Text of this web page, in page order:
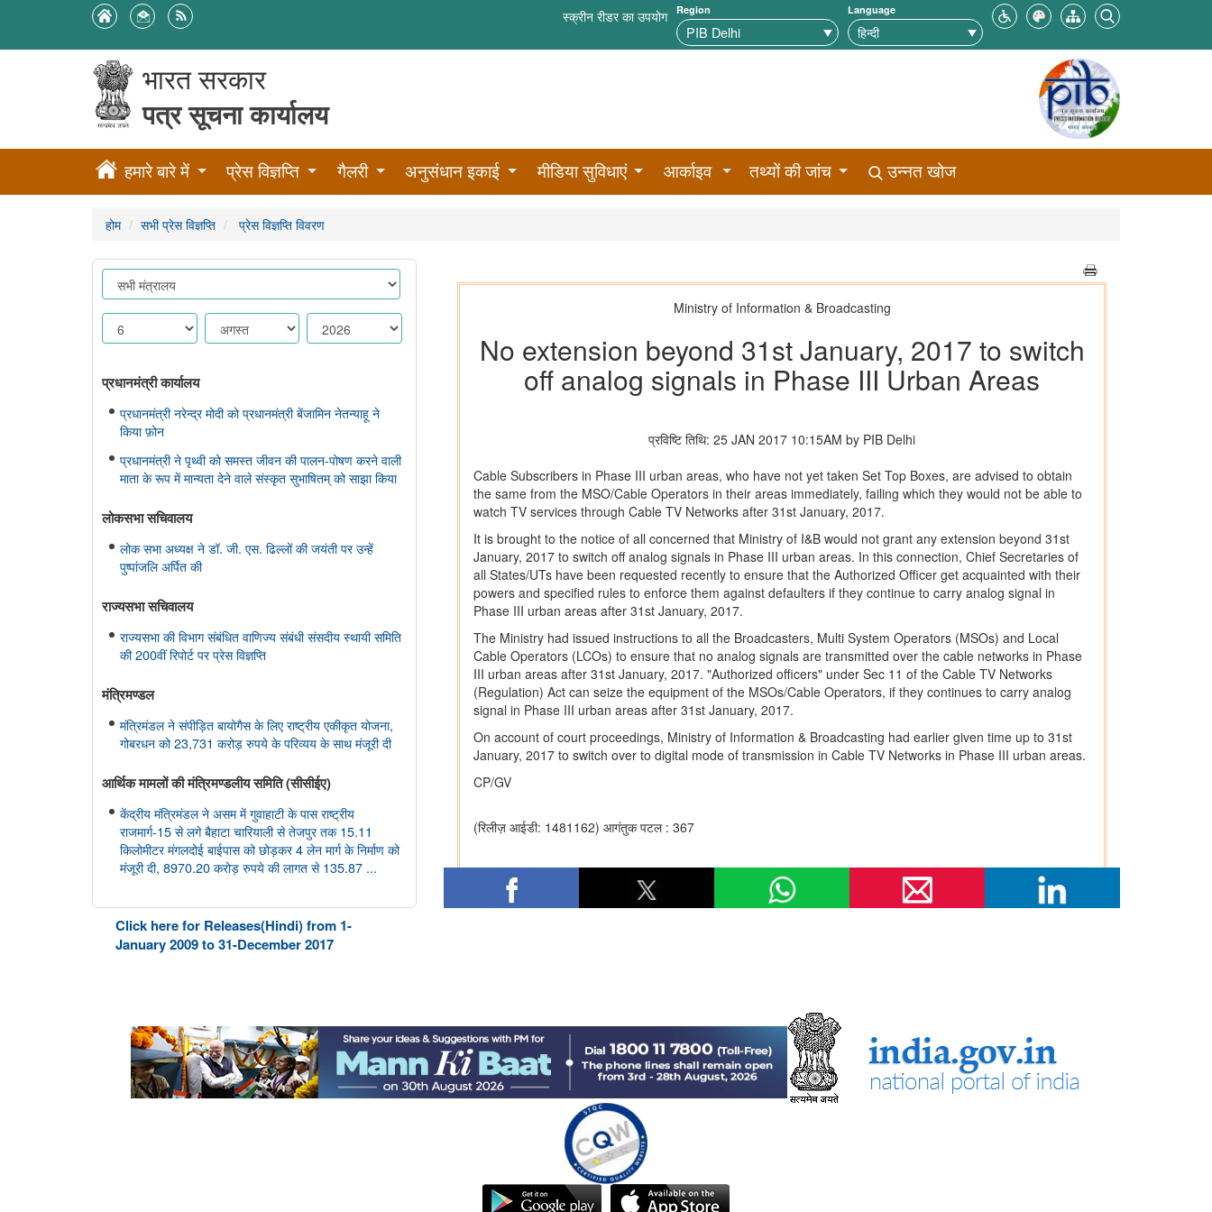
स्क्रीन रीडर का उपयोग Region Language
भारत सरकार
पत्र सूचना कार्यालय
हमारे बारे में प्रेस विज्ञप्ति गैलरी अनुसंधान इकाई मीडिया सुविधाएं आर्काइव तथ्यों की जांच उन्नत खोज
होम सभी प्रेस विज्ञप्ति प्रेस विज्ञप्ति विवरण
प्रधानमंत्री कार्यालय
प्रधानमंत्री नरेन्द्र मोदी को प्रधानमंत्री बेंजामिन नेतन्याहू ने
किया फ़ोन
प्रधानमंत्री ने पृथ्वी को समस्त जीवन की पालन-पोषण करने वाली
माता के रूप में मान्यता देने वाले संस्कृत सुभाषितम् को साझा किया
लोकसभा सचिवालय
लोक सभा अध्यक्ष ने डॉ. जी. एस. ढिल्लों की जयंती पर उन्हें
पुष्पांजलि अर्पित की
राज्यसभा सचिवालय
राज्यसभा की विभाग संबंधित वाणिज्य संबंधी संसदीय स्थायी समिति
की 200वीं रिपोर्ट पर प्रेस विज्ञप्ति
मंत्रिमण्‍डल
मंत्रिमंडल ने संपीड़ित बायोगैस के लिए राष्ट्रीय एकीकृत योजना,
गोबरधन को 23,731 करोड़ रुपये के परिव्यय के साथ मंजूरी दी
आर्थिक मामलों की मंत्रिमण्‍डलीय समिति (सीसीईए)
केंद्रीय मंत्रिमंडल ने असम में गुवाहाटी के पास राष्ट्रीय
राजमार्ग-15 से लगे बैहाटा चारियाली से तेजपुर तक 15.11
किलोमीटर मंगलदोई बाईपास को छोड़कर 4 लेन मार्ग के निर्माण को
मंजूरी दी, 8970.20 करोड़ रुपये की लागत से 135.87 ...
आयुष
केंद्रीय आयुष मंत्री श्री प्रतापराव जाधव ने सीसीआरएएस की
27वीं शासी निकाय बैठक की अध्यक्षता की
डॉ. जितेंद्र सिंह ने राज्यसभा को गगनयान मिशन और भारत के
मानव अंतरिक्ष अन्वेषण रोडमैप की प्रमुख उपलब्धियों की जानकारी
संसद प्रश्न: वैश्विक प्रक्षेपण बाजार में भारत की स्थिति
Click here for Releases(Hindi) from 1-
January 2009 to 31-December 2017